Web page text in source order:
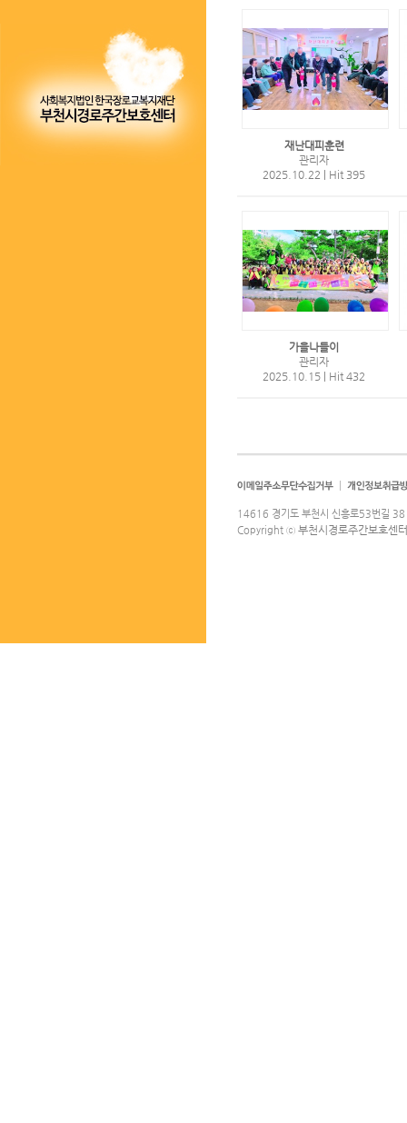
재난대피훈련
관리자
2025.10.22
Hit 395
가을나들이
관리자
2025.10.15
Hit 432
14616 경기도 부천시 신흥로53번
Copyright ⓒ 부천시경로주간보호센터